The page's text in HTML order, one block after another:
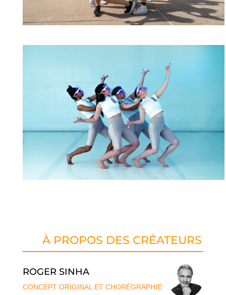
À PROPOS DES CRÉATEURS
ROGER SINHA
CONCEPT ORIGINAL ET CHORÉGRAPHIE